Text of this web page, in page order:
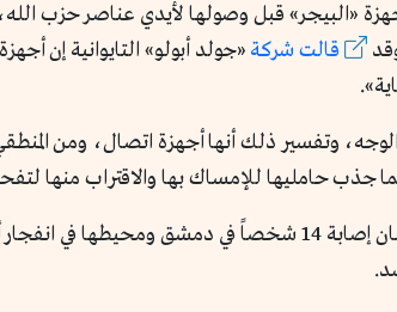
قالت شركة «جولد أبولو» التايوانية إن
وتفسير ذلك أنها أجهزة اتصال، ومن
جذب حامليها للإمساك بها والاقتراب منها
لم تقتصر الاستهدافات على لبنان؛ فقد أكد المرصد السوري لحقوق